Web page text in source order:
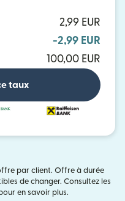
2,99 EUR
-2,99 EUR
100,00 EUR
taux
par client. Offre à durée
de changer. Consultez les
dans une nouvelle fenêtre)
en savoir plus.